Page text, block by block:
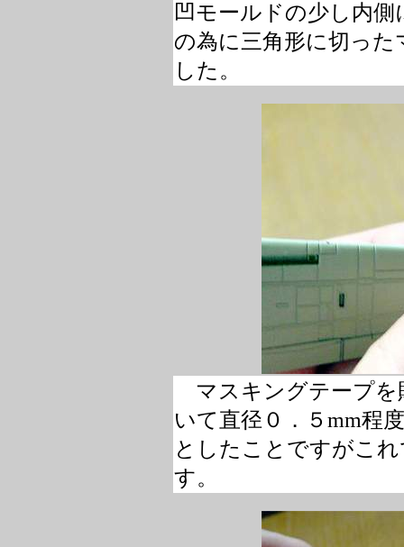
凹モールドの少し内
の為に三角形に切っ
した。
マスキングテープを
いて直径０．５mm程
としたことですがこ
す。